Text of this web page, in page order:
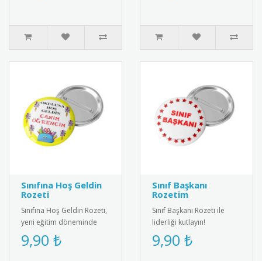
Sınıfına Hoş Geldin
Rozeti
Sınıfına Hoş Geldin Rozeti,
yeni eğitim döneminde
öğrencileri motive eden
özel bir karşılama rozetid..
9,90 ₺
Sınıf Başkanı
Rozetim
Sınıf Başkanı Rozeti ile
liderliği kutlayın!
Öğrenciler için özel
tasarım, şık ve anlamlı bir
9,90 ₺